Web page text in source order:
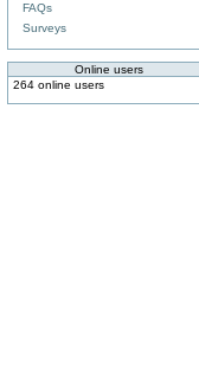
FAQs
Surveys
Online users
264 online users